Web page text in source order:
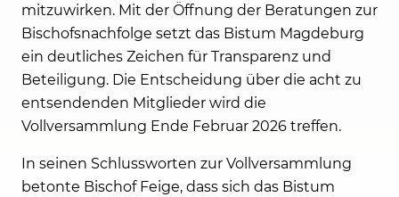
mitzuwirken. Mit der Öffnung der Beratungen zur
Bischofsnachfolge setzt das Bistum Magdeburg
ein deutliches Zeichen für Transparenz und
Beteiligung. Die Entscheidung über die acht zu
entsendenden Mitglieder wird die
Vollversammlung Ende Februar 2026 treffen.
In seinen Schlussworten zur Vollversammlung
betonte Bischof Feige, dass sich das Bistum